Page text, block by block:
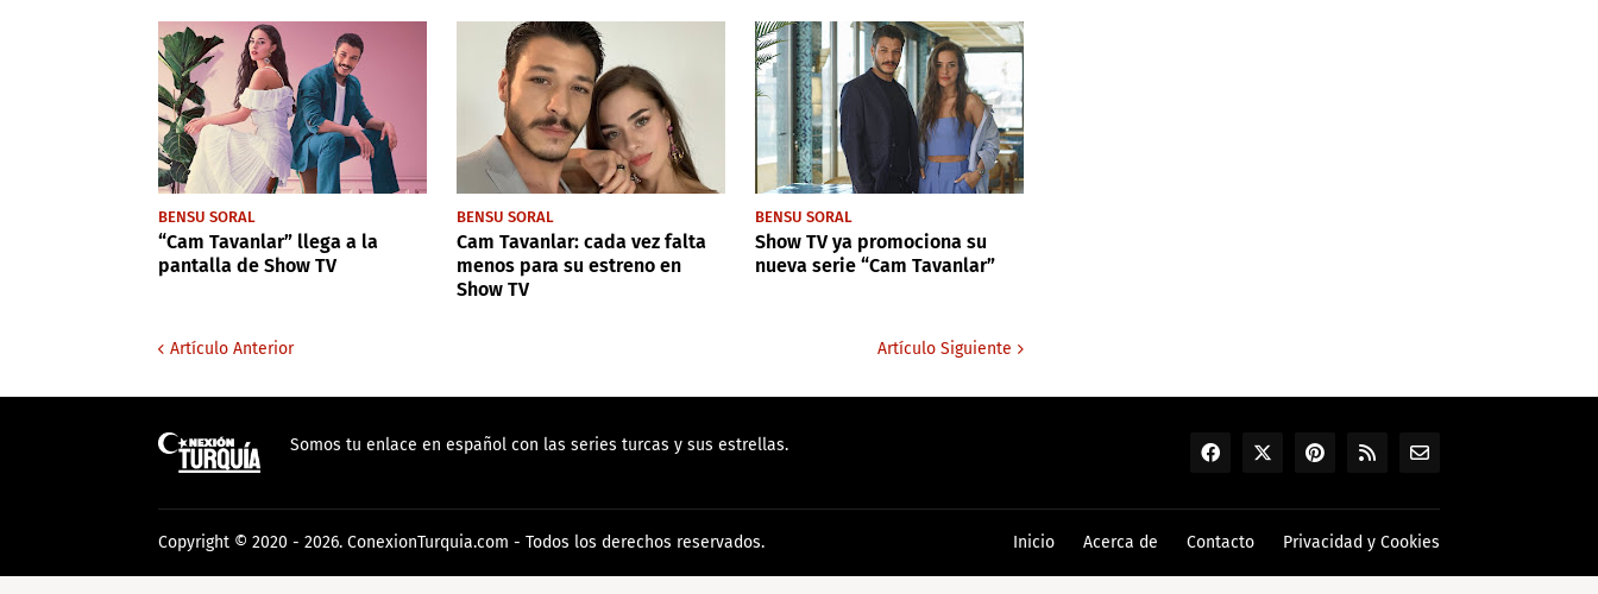
BENSU SORAL
“Cam Tavanlar” llega a la
pantalla de Show TV
BENSU SORAL
Cam Tavanlar: cada vez falta
menos para su estreno en
Show TV
BENSU SORAL
Show TV ya promociona su
nueva serie “Cam Tavanlar”
Artículo Anterior Artículo Siguiente
Somos tu enlace en español con las series turcas y sus estrellas.
Copyright © 2020 - 2026. ConexionTurquia.com - Todos los derechos reservados. Inicio Acerca de Contacto Privacidad y Cookies